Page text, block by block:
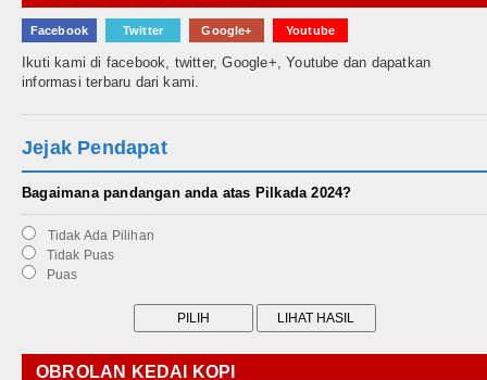
Facebook Twitter Google+ Youtube
Ikuti kami di facebook, twitter, Google+, Youtube dan dapatkan
informasi terbaru dari kami.
Jejak Pendapat
Bagaimana pandangan anda atas Pilkada 2024?
Tidak Ada Pilihan
Tidak Puas
Puas
OBROLAN KEDAI KOPI